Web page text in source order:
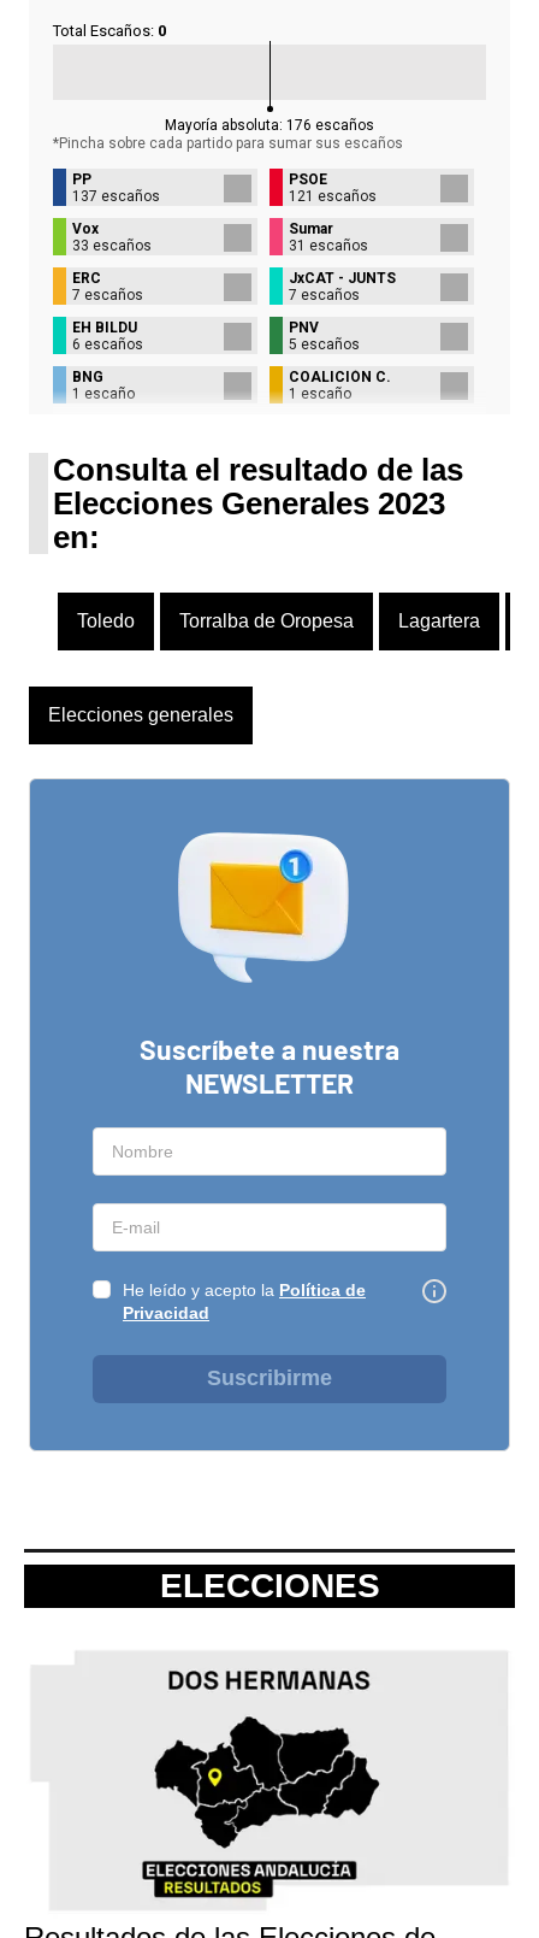
Total Escaños: 0
Mayoría absoluta: 176 escaños
*Pincha sobre cada partido para sumar sus escaños
PP
137 escaños
PSOE
121 escaños
Vox
33 escaños
Sumar
31 escaños
ERC
7 escaños
JxCAT - JUNTS
7 escaños
EH BILDU
6 escaños
PNV
5 escaños
BNG
1 escaño
COALICIÓN C.
1 escaño
Consulta el resultado de las
Elecciones Generales 2023
en:
Toledo Torralba de Oropesa Lagartera
Elecciones generales
Suscríbete a nuestra
NEWSLETTER
He leído y acepto la Política de
Privacidad
Suscribirme
ELECCIONES